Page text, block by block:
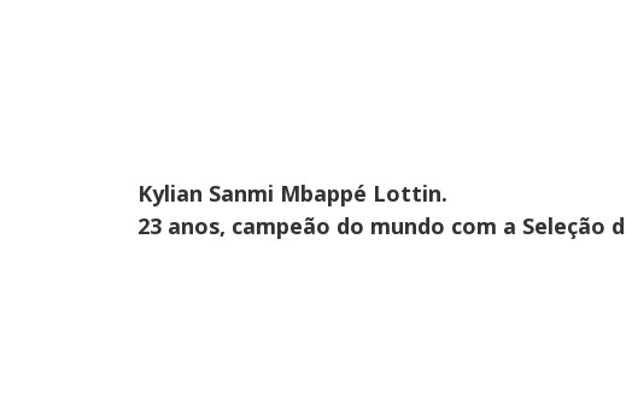
Kylian Sanmi Mbappé Lottin.
23 anos, campeão do mundo com a Seleção